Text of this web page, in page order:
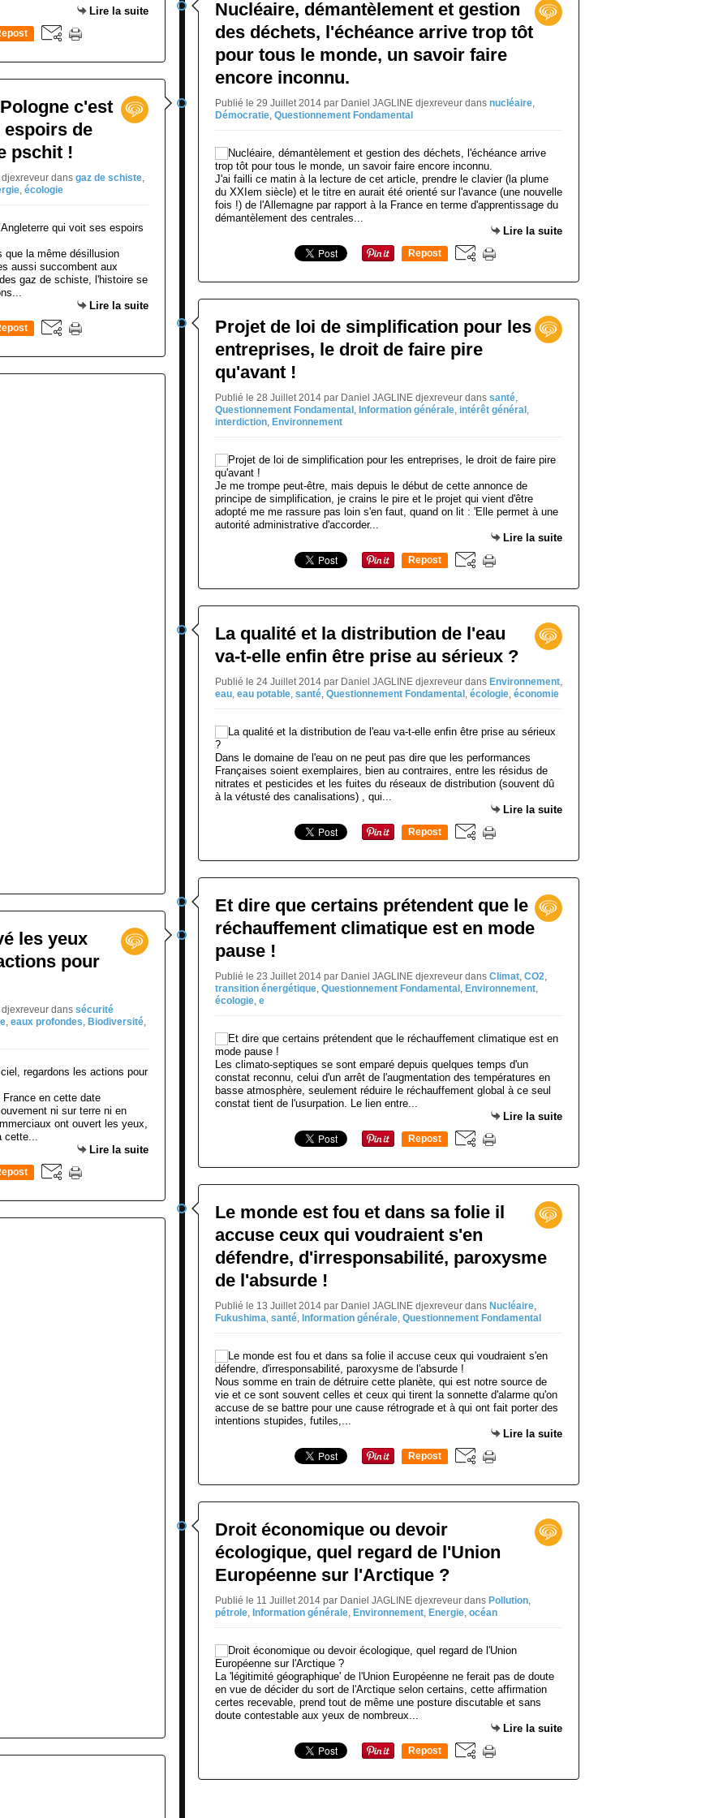
Lire la suite
c'est
espoirs de
pschit !
dans gaz de schiste,
, écologie
que la même désillusion
aussi succombent aux
gaz de schiste, l'histoire se
Lire la suite
les yeux
pour
dans sécurité
, eaux profondes, Biodiversité,
en cette date
ni sur terre ni en
ont ouvert les yeux,
cette...
Lire la suite
Nucléaire, démantèlement et gestion
des déchets, l'échéance arrive trop tôt
pour tous le monde, un savoir faire
encore inconnu.
Publié le 29 Juillet 2014 par Daniel JAGLINE djexreveur dans nucléaire,
Démocratie, Questionnement Fondamental
J'ai failli ce matin à la lecture de cet article, prendre le clavier (la plume
du XXIem siècle) et le titre en aurait été orienté sur l'avance (une nouvelle
fois !) de l'Allemagne par rapport à la France en terme d'apprentissage du
démantèlement des centrales...
Lire la suite
Repost
Projet de loi de simplification pour les
entreprises, le droit de faire pire
qu'avant !
Publié le 28 Juillet 2014 par Daniel JAGLINE djexreveur dans santé,
Questionnement Fondamental , Information générale, intérêt général ,
interdiction, Environnement
Je me trompe peut-être, mais depuis le début de cette annonce de
principe de simplification, je crains le pire et le projet qui vient d'être
adopté me me rassure pas loin s'en faut, quand on lit : 'Elle permet à une
autorité administrative d'accorder...
Lire la suite
Repost
La qualité et la distribution de l'eau
va-t-elle enfin être prise au sérieux ?
Publié le 24 Juillet 2014 par Daniel JAGLINE djexreveur dans Environnement,
eau, eau potable, santé, Questionnement Fondamental , écologie, économie
Dans le domaine de l'eau on ne peut pas dire que les performances
Françaises soient exemplaires, bien au contraires, entre les résidus de
nitrates et pesticides et les fuites du réseaux de distribution (souvent dû
à la vétusté des canalisations) , qui...
Lire la suite
Repost
Et dire que certains prétendent que le
réchauffement climatique est en mode
pause !
Publié le 23 Juillet 2014 par Daniel JAGLINE djexreveur dans Climat, CO2,
transition énergétique, Questionnement Fondamental , Environnement,
écologie, e
Les climato-septiques se sont emparé depuis quelques temps d'un
constat reconnu, celui d'un arrêt de l'augmentation des températures en
basse atmosphère, seulement réduire le réchauffement global à ce seul
constat tient de l'usurpation. Le lien entre...
Lire la suite
Repost
Le monde est fou et dans sa folie il
accuse ceux qui voudraient s'en
défendre, d'irresponsabilité, paroxysme
de l'absurde !
Publié le 13 Juillet 2014 par Daniel JAGLINE djexreveur dans Nucléaire,
Fukushima, santé, Information générale, Questionnement Fondamental
Nous somme en train de détruire cette planète, qui est notre source de
vie et ce sont souvent celles et ceux qui tirent la sonnette d'alarme qu'on
accuse de se battre pour une cause rétrograde et à qui ont fait porter des
intentions stupides, futiles,...
Lire la suite
Repost
Droit économique ou devoir
écologique, quel regard de l'Union
Européenne sur l'Arctique ?
Publié le 11 Juillet 2014 par Daniel JAGLINE djexreveur dans Pollution,
pétrole, Information générale, Environnement, Energie, océan
La 'légitimité géographique' de l'Union Européenne ne ferait pas de doute
en vue de décider du sort de l'Arctique selon certains, cette affirmation
certes recevable, prend tout de même une posture discutable et sans
doute contestable aux yeux de nombreux...
Lire la suite
Repost